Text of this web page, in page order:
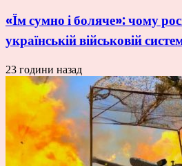
«Їм сумно і боляче»: чому
українській військовій
23 години назад